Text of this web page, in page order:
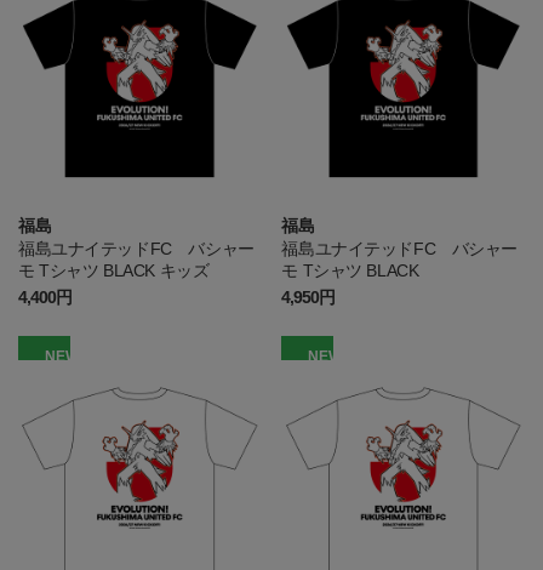
福島
福島ユナイテッドFC バシャー
モ Tシャツ BLACK キッズ
4,400円
福島
福島ユナイテッドFC バシャー
モ Tシャツ BLACK
4,950円
NEW NEW